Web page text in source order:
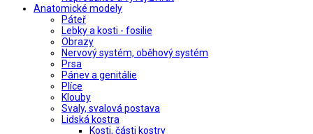
Anatomické modely
Páteř
Lebky a kosti - fosilie
Obrazy
Nervový systém, oběhový systém
Prsa
Pánev a genitálie
Plíce
Klouby
Svaly, svalová postava
Lidská kostra
Kosti, části kostry